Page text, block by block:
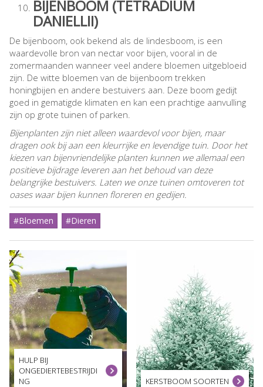
BIJENBOOM (TETRADIUM
DANIELLII)
De bijenboom, ook bekend als de lindesboom, is een
waardevolle bron van nectar voor bijen, vooral in de
zomermaanden wanneer veel andere bloemen uitgebloeid
zijn. De witte bloemen van de bijenboom trekken
honingbijen en andere bestuivers aan. Deze boom gedijt
goed in gematigde klimaten en kan een prachtige aanvulling
zijn op grote tuinen of parken.
Bijenplanten zijn niet alleen waardevol voor bijen, maar
dragen ook bij aan een kleurrijke en levendige tuin. Door het
kiezen van bijenvriendelijke planten kunnen we allemaal een
positieve bijdrage leveren aan het behoud van deze
belangrijke bestuivers. Laten we onze tuinen omtoveren tot
oases waar bijen kunnen floreren en gedijen.
#Bloemen #Dieren
HULP BIJ
ONGEDIERTEBESTRIJDI
NG
KERSTBOOM SOORTEN